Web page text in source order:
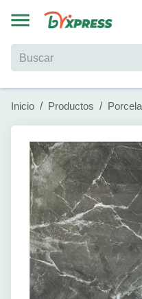
Inicio / Productos /